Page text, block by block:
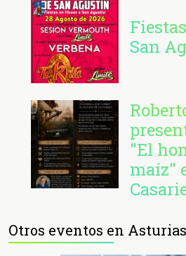
San
"El
maíz"
Otros eventos en